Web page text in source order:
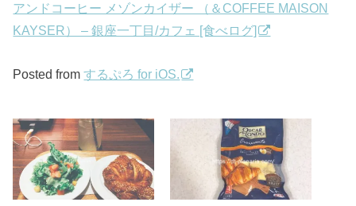
アンドコーヒー メゾンカイザー （＆COFFEE MAISON
KAYSER） – 銀座一丁目/カフェ [食べログ]
Posted fromするぷろ for iOS.